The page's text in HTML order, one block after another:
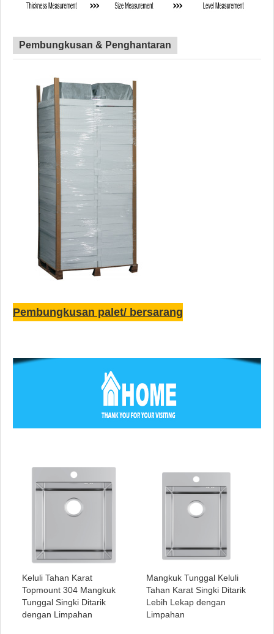
Pembungkusan & Penghantaran
Pembungkusan palet/ bersarang
Keluli Tahan Karat
Topmount 304 Mangkuk
Tunggal Singki Ditarik
dengan Limpahan
Mangkuk Tunggal Keluli
Tahan Karat Singki Ditarik
Lebih Lekap dengan
Limpahan